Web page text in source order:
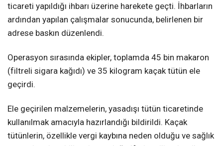
ticareti yapıldığı ihbarı üzerine harekete geçti. İhbarların
ardından yapılan çalışmalar sonucunda, belirlenen bir
adrese baskın düzenlendi.
Operasyon sırasında ekipler, toplamda 45 bin makaron
(filtreli sigara kağıdı) ve 35 kilogram kaçak tütün ele
geçirdi.
Ele geçirilen malzemelerin, yasadışı tütün ticaretinde
kullanılmak amacıyla hazırlandığı bildirildi. Kaçak
tütünlerin, özellikle vergi kaybına neden olduğu ve sağlık